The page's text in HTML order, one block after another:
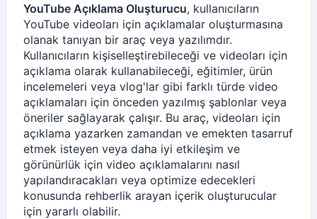
YouTube Açıklama Oluşturucu, kullanıcıların
YouTube videoları için açıklamalar oluşturmasına
olanak tanıyan bir araç veya yazılımdır.
Kullanıcıların kişiselleştirebileceği ve videoları için
açıklama olarak kullanabileceği, eğitimler, ürün
incelemeleri veya vlog'lar gibi farklı türde video
açıklamaları için önceden yazılmış şablonlar veya
öneriler sağlayarak çalışır. Bu araç, videoları için
açıklama yazarken zamandan ve emekten tasarruf
etmek isteyen veya daha iyi etkileşim ve
görünürlük için video açıklamalarını nasıl
yapılandıracakları veya optimize edecekleri
konusunda rehberlik arayan içerik oluşturucular
için yararlı olabilir.